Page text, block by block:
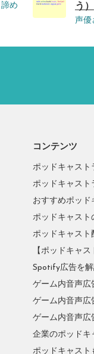
め
う）
声優
コンテンツ
ポッドキャスト
ポッドキャスト
おすすめポッド
ポッドキャス
ポッドキャスト
【ポッドキャ
Spotify広告を
ゲーム内音声広
ゲーム内音声広
ゲーム内音声広
企業のポッドキ
ポッドキャスト